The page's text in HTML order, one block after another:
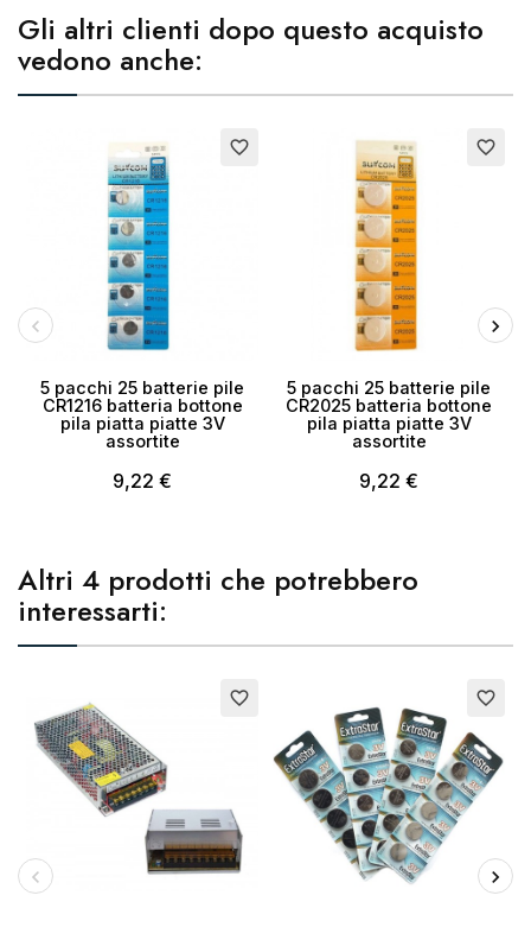
Gli altri clienti dopo questo acquisto
vedono anche:
favorite_border
5 pacchi 25 batterie pile
CR1216 batteria bottone
pila piatta piatte 3V
assortite
9,22 €
favorite_border
5 pacchi 25 batterie pile
CR2025 batteria bottone
pila piatta piatte 3V
assortite
9,22 €
Altri 4 prodotti che potrebbero
interessarti:
favorite_border favorite_border
Nome lista dei desideri
Crea lista dei desideri